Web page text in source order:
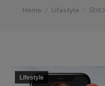
Home Lifestyle มัดร
Lifestyle